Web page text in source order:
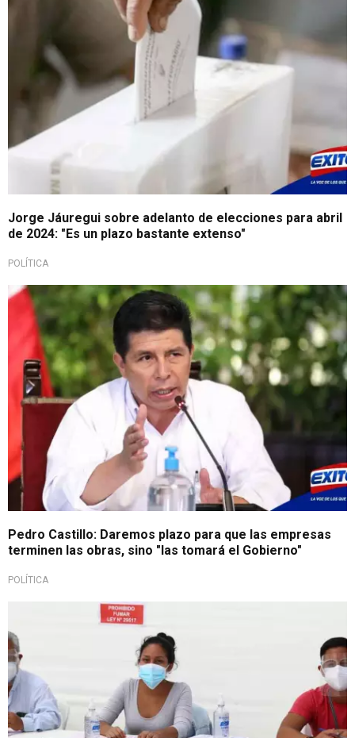
Jorge Jáuregui sobre adelanto de elecciones para abril
de 2024: "Es un plazo bastante extenso"
POLÍTICA
Pedro Castillo: Daremos plazo para que las empresas
terminen las obras, sino "las tomará el Gobierno"
POLÍTICA